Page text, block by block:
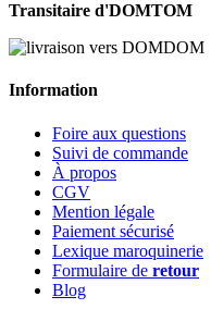
Transitaire d'DOMTOM
Information
Foire aux questions
Suivi de commande
À propos
CGV
Mention légale
Paiement sécurisé
Lexique maroquinerie
Formulaire de retour
Blog